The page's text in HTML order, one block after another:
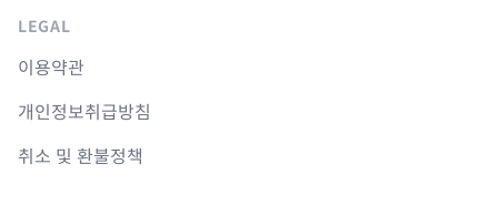
LEGAL
이용약관
개인정보취급방침
취소 및 환불정책